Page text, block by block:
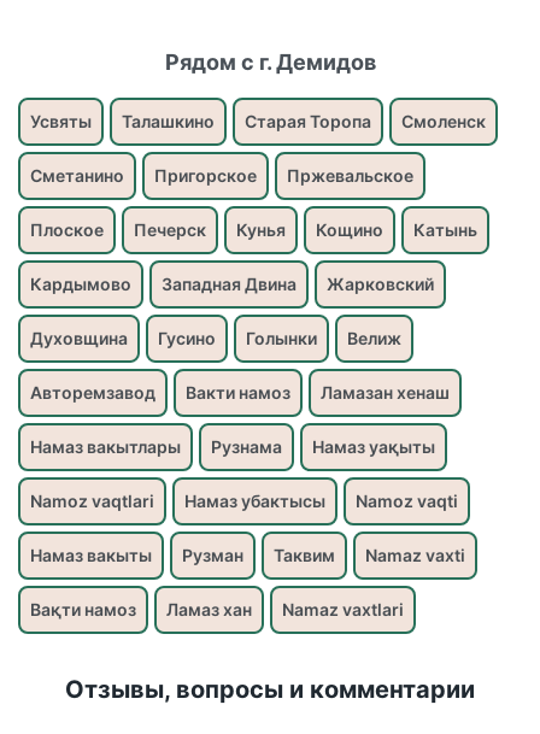
Рядом с г. Демидов
Усвяты Талашкино Старая Торопа Смоленск
Сметанино Пригорское Пржевальское
Плоское Печерск Кунья Кощино Катынь
Кардымово Западная Двина Жарковский
Духовщина Гусино Голынки Велиж
Авторемзавод Вакти намоз Ламазан хенаш
Намаз вакытлары Рузнама Намаз уақыты
Namoz vaqtlari Намаз убактысы Namoz vaqti
Намаз вакыты Рузман Таквим Namaz vaxti
Вақти намоз Ламаз хан Namaz vaxtlari
Отзывы, вопросы и комментарии